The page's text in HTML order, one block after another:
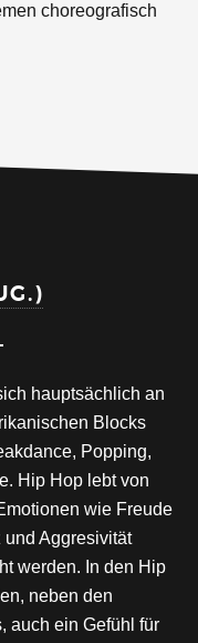
choreografisch
hauptsächlich an
Blocks
Popping,
Hip Hop lebt von
wie Freude
und Aggresivität
werden. In den Hip
neben den
auch ein Gefühl für